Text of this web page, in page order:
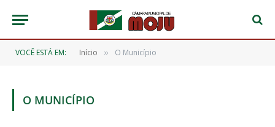
VOCÊ ESTÁ EM: Início » O Município
O MUNICÍPIO